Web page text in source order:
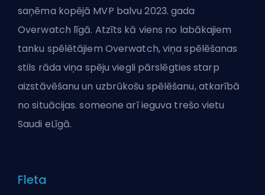
saņēma kopējā MVP balvu 2023. gada
Overwatch līgā. Atzīts kā viens no labākajiem
tanku spēlētājiem Overwatch, viņa spēlēšanas
stils rāda viņa spēju viegli pārslēgties starp
aizstāvēšanu un uzbrūkošu spēlēšanu, atkarībā
no situācijas. someone arī ieguva trešo vietu
Saudi eLīgā.
Fleta